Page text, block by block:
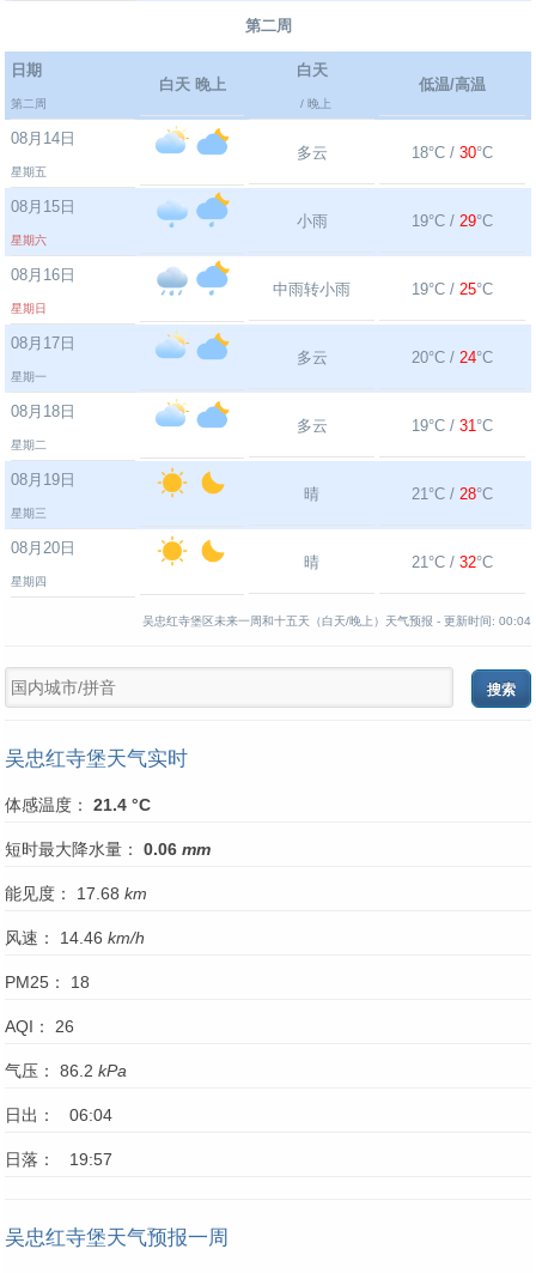
第二周
日期
第二周
白天 晚上
白天
/ 晚上
低温/高温
08月14日
星期五
多云 18°C / 30°C
08月15日
星期六
小雨 19°C / 29°C
08月16日
星期日
中雨转小雨 19°C / 25°C
08月17日
星期一
多云 20°C / 24°C
08月18日
星期二
多云 19°C / 31°C
08月19日
星期三
晴 21°C / 28°C
08月20日
星期四
晴 21°C / 32°C
吴忠红寺堡区未来一周和十五天（白天/晚上）天气预报 - 更新时间: 00:04
吴忠红寺堡天气实时
体感温度： 21.4 °C
短时最大降水量： 0.06 mm
能见度： 17.68 km
风速： 14.46 km/h
PM25： 18
AQI： 26
气压： 86.2 kPa
日出： 06:04
日落： 19:57
吴忠红寺堡天气预报一周